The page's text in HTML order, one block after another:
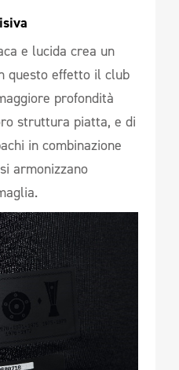
e lucida crea un
questo effetto il club
profondità
struttura piatta, e di
in combinazione
armonizzano